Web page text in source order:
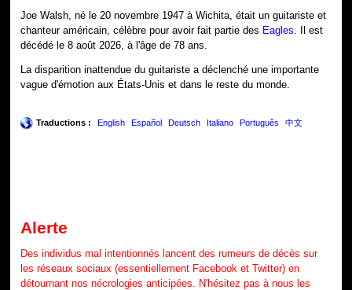
Joe Walsh, né le 20 novembre 1947 à Wichita, était un guitariste et
chanteur américain, célèbre pour avoir fait partie des Eagles . Il est
décédé le 8 août 2026, à l'âge de 78 ans.
La disparition inattendue du guitariste a déclenché une importante
vague d'émotion aux États-Unis et dans le reste du monde.
Traductions : English Español Deutsch Italiano Português 中文
Alerte
Des individus mal intentionnés lancent des rumeurs de décès sur
les réseaux sociaux (essentiellement Facebook et Twitter) en
détournant nos nécrologies anticipées. N'hésitez pas à nous les